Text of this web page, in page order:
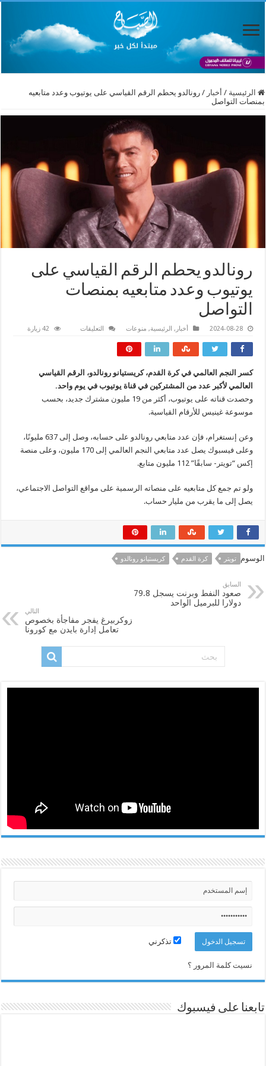
الرئيسية / أخبار / رونالدو يحطم الرقم القياسي على يوتيوب وعدد متابعيه
بمنصات التواصل
رونالدو يحطم الرقم القياسي على
يوتيوب وعدد متابعيه بمنصات
التواصل
2024-08-28 أخبار , الرئيسية, منوعات التعليقات
يوتيوب
وعدد
متابعيه
بمنصات
42 زيارة
كسر النجم العالمي في كرة القدم، كريستيانو رونالدو، الرقم القياسي
العالمي لأكبر عدد من المشتركين في قناة يوتيوب في يوم واحد.
وحصدت قناته على يوتيوب، أكثر من 19 مليون مشترك جديد، بحسب
موسوعة غينيس للأرقام القياسية.
وعن إنستغرام، فإن عدد متابعي رونالدو على حسابه، وصل إلى 637 مليونًا،
وعلى فيسبوك يصل عدد متابعي النجم العالمي إلى 170 مليون، وعلى منصة
إكس “تويتر- سابقًا” 112 مليون متابع.
ولو تم جمع كل متابعيه على منصاته الرسمية على مواقع التواصل الاجتماعي،
يصل إلى ما يقرب من مليار حساب.
الوسوم تويتر كرة القدم كريستيانو رونالدو
السابق
صعود النفط وبرنت يسجل 79.8
دولارا للبرميل الواحد
التالي
زوكربيرغ يفجر مفاجأة بخصوص
تعامل إدارة بايدن مع كورونا
تذكرني
نسيت كلمة المرور ؟
تابعنا على فيسبوك